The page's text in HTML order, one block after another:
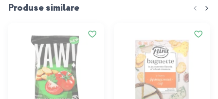
Produse similare